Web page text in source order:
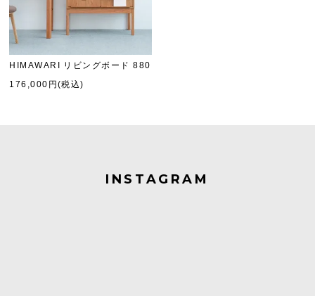
HIMAWARI リビングボード 880
176,000円(税込)
INSTAGRAM